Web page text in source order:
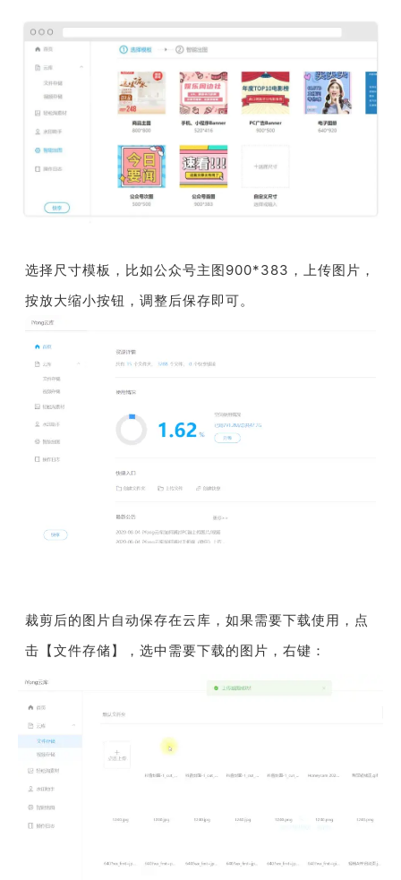
选择尺寸模板，比如公众号主图900*383，上传图片，
按放大缩小按钮，调整后保存即可。
裁剪后的图片自动保存在云库，如果需要下载使用，点
击【文件存储】，选中需要下载的图片，右键：